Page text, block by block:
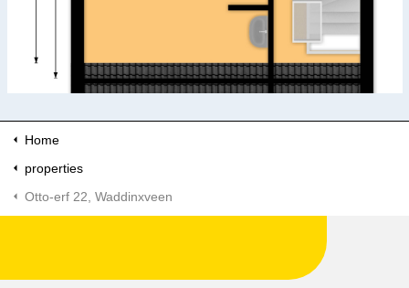
Home
properties
Otto-erf 22, Waddinxveen